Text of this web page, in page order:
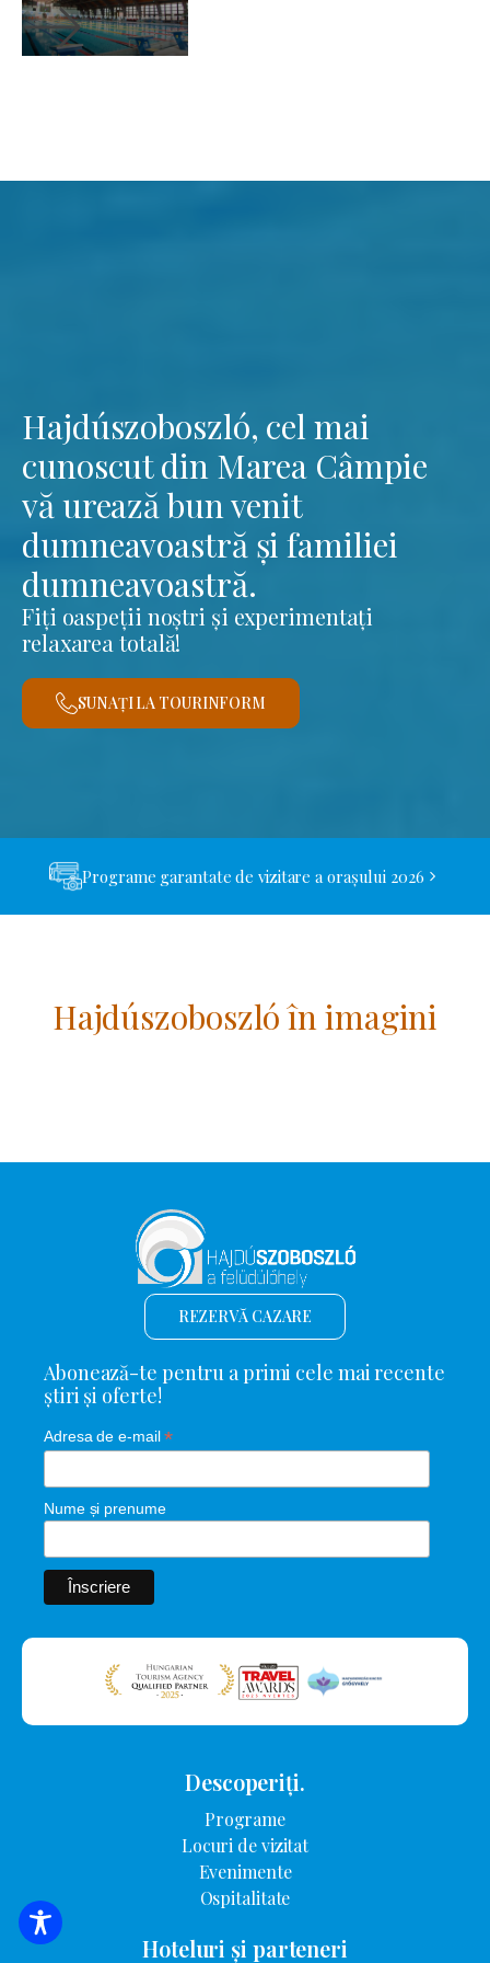
Hajdúszoboszló, cel mai
cunoscut din Marea Câmpie
vă urează bun venit
dumneavoastră și familiei
dumneavoastră.
Fiți oaspeții noștri și experimentați
relaxarea totală!
SUNAȚI LA TOURINFORM
Programe garantate de vizitare a orașului 2026
Hajdúszoboszló în imagini
REZERVĂ CAZARE
Abonează-te pentru a primi cele mai recente
știri și oferte!
Adresa de e-mail*
Nume și prenume
Descoperiți.
Programe
Locuri de vizitat
Evenimente
Ospitalitate
Hoteluri și parteneri